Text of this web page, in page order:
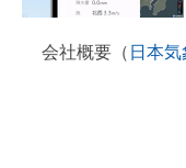
会社概要（ 日本